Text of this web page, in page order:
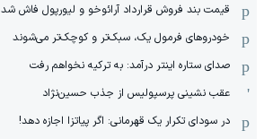
قیمت بند فروش قرارداد آرائوخو و لیورپول فاش شد
خودروهای فرمول یک، سبک‌تر و کوچک‌تر می‌شوند
صدای ستاره اینتر درآمد: به ترکیه نخواهم رفت
عقب نشینی پرسپولیس از جذب حسین‌نژاد
در سودای تکرار یک قهرمانی: اگر پیاتزا اجازه دهد!